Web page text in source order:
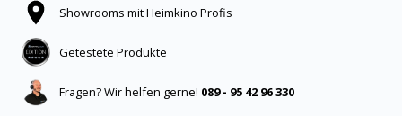
Showrooms mit Heimkino Profis
Getestete Produkte
Fragen? Wir helfen gerne! 089 - 95 42 96 330